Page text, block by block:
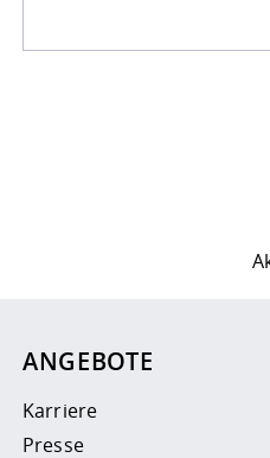
ANGEBOTE
Karriere
Presse